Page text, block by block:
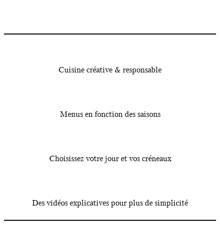
Cuisine créative & responsable
Menus en fonction des saisons
Choisissez votre jour et vos créneaux
Des vidéos explicatives pour plus de simplicité